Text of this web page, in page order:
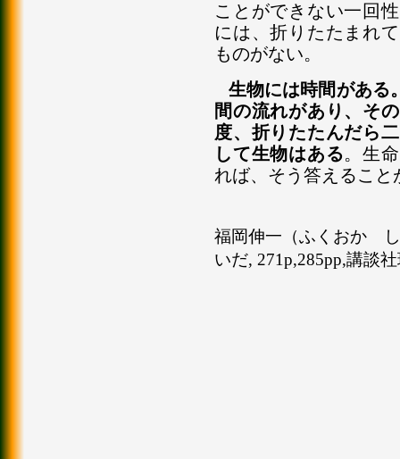
ことができない一回
には、折りたたまれ
ものがない。
生物には時間がある
間の流れがあり、そ
度、折りたたんだら
して生物はある。生
れば、そう答えること
福岡伸一（ふくおか し
いだ, 271p,285pp,講談